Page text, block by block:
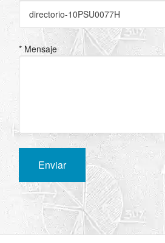
* Mensaje
Enviar